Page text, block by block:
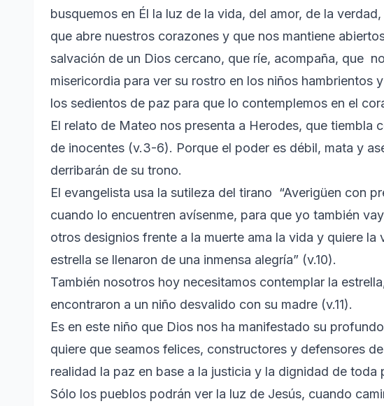
busquemos en Él la luz de la vida, del amor, de la
que abre nuestros corazones y que nos mantiene
salvación de un Dios cercano, que ríe, acompaña, que
misericordia para ver su rostro en los niños hambrientos
los sedientos de paz para que lo contemplemos en el
El relato de Mateo nos presenta a Herodes, que tiembla
de inocentes (v.3-6). Porque el poder es débil, mata y
derribarán de su trono.
El evangelista usa la sutileza del tirano “Averigüen con
cuando lo encuentren avísenme, para que yo también
otros designios frente a la muerte ama la vida y quiere la
estrella se llenaron de una inmensa alegría” (v.10).
También nosotros hoy necesitamos contemplar la
encontraron a un niño desvalido con su madre (v.11).
Es en este niño que Dios nos ha manifestado su
quiere que seamos felices, constructores y defensores
realidad la paz en base a la justicia y la dignidad de toda
Sólo los pueblos podrán ver la luz de Jesús, cuando